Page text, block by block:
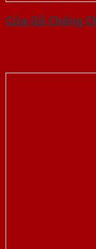
Cửa Gỗ Chống